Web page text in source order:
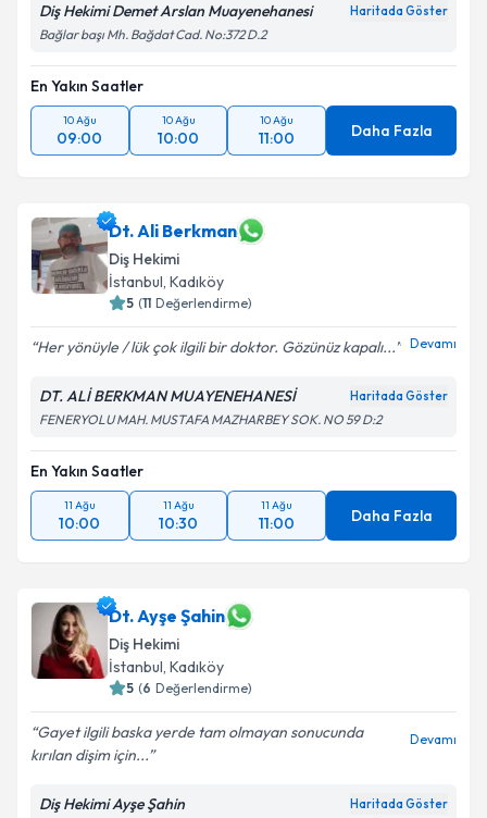
Diş Hekimi Demet Arslan Muayenehanesi Haritada Göster
Bağlar başı Mh. Bağdat Cad. No:372 D.2
En Yakın Saatler
10 Ağu
09:00
10 Ağu
10:00
10 Ağu
11:00 Daha Fazla
Dt. Ali Berkman
Diş Hekimi
İstanbul, Kadıköy
5 (11 Değerlendirme)
Her yönüyle / lük çok ilgili bir doktor. Gözünüz kapalı... Devamı
DT. ALİ BERKMAN MUAYENEHANESİ Haritada Göster
FENERYOLU MAH. MUSTAFA MAZHARBEY SOK. NO 59 D:2
En Yakın Saatler
11 Ağu
10:00
11 Ağu
10:30
11 Ağu
11:00 Daha Fazla
Dt. Ayşe Şahin
Diş Hekimi
İstanbul, Kadıköy
5 (6 Değerlendirme)
Gayet ilgili baska yerde tam olmayan sonucunda
kırılan dişim için...
Devamı
Diş Hekimi Ayşe Şahin Haritada Göster